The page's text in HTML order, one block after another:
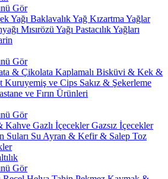
Gör
Yağı Baklavalık Yağ Kızartma Yağlar
Mısırözü Yağı Pastacılık Yağları
Gör
& Çikolata Kaplamalı Bisküvi & Kek &
Kuruyemiş ve Cips Sakız & Şekerleme
ve Fırın Ürünleri
Gör
Kahve Gazlı İçeceklerGazsız İçecekler
Suları Su Ayran & Kefir & Salep Toz
Gör